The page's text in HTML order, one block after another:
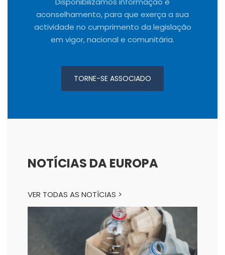
aconselhamento, para que exerça a sua
actividade no cumprimento da legislação
em vigor, nacional e comunitária.
TORNE-SE ASSOCIADO
VER TODAS AS NOTÍCIAS >
NOTÍCIAS DA EUROPA